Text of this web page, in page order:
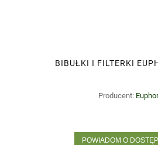
BIBUŁKI I FILTERKI
Producent:
POWIADOM O